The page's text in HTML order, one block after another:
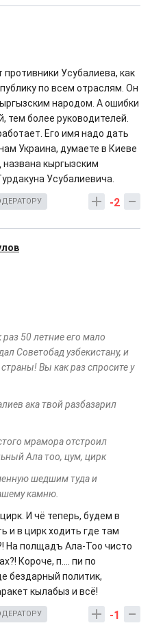
Усубалиева, как
по всем отраслям. Он
народом. А ошибки
тем более руководителей.
Его имя надо дать
Украина, думаете в Киеве
кыргызским
Усубалиевича.
-2
50 летние его мало
Советобад узбекистану, и
Вы как раз спросите у
ака твой разбазарил
мрамора отстроил
Ала тоо, цум, цирк
шедшим туда и
камню.
И чё теперь, будем в
и в цирк ходить где там
На полщадъ Ала-Тоо чисто
Короче, п.... пи по
бездарный политик,
кылабыз и всё!
-1